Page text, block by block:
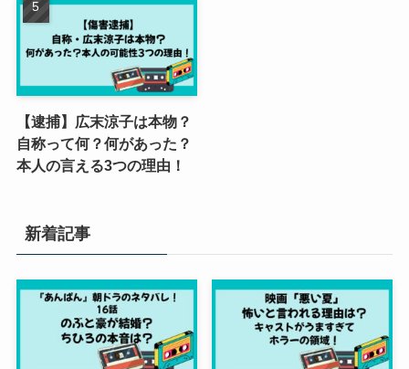
【逮捕】広末涼子は本物？
自称って何？何があった？
本人の言える3つの理由！
新着記事